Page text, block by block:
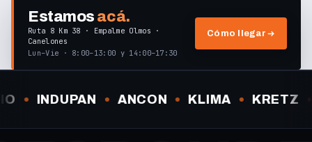
Estamos acá.
Ruta 8 Km 38 · Empalme Olmos ·
Canelones
Lun–Vie · 8:00–13:00 y 14:00–17:30
Cómo llegar
INDUPAN ANCON KLIMA KRETZ